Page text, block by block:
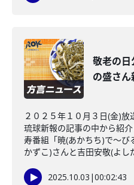
敬老の
の盛さん
２０２５年１０月３日(金)
琉球新報の記事の中から紹
寿番組「暁(あかちち)で～び
かずこ)さんと吉田安敬(よし
2025.10.03 |00:02:43